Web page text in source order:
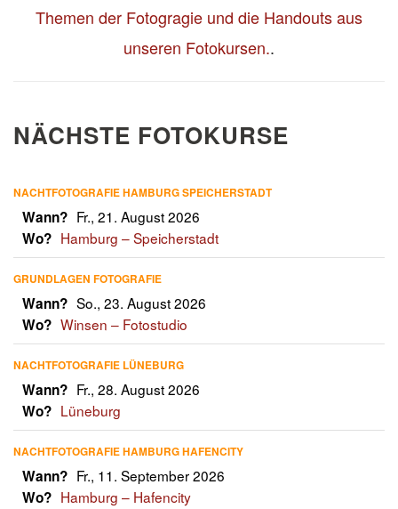
Themen der Fotogragie und die Handouts aus
unseren Fotokursen..
NÄCHSTE FOTOKURSE
NACHTFOTOGRAFIE HAMBURG SPEICHERSTADT
Wann? Fr., 21. August 2026
Wo? Hamburg – Speicherstadt
GRUNDLAGEN FOTOGRAFIE
Wann? So., 23. August 2026
Wo? Winsen – Fotostudio
NACHTFOTOGRAFIE LÜNEBURG
Wann? Fr., 28. August 2026
Wo? Lüneburg
NACHTFOTOGRAFIE HAMBURG HAFENCITY
Wann? Fr., 11. September 2026
Wo? Hamburg – Hafencity